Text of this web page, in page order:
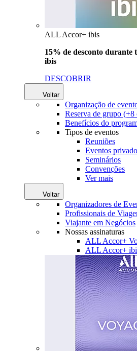
ALL Accor+ ibis
15% de desconto durante
ibis
DESCOBRIR
Voltar
Organização de
Reserva de grupo (+8
Benefícios do
Tipos de eventos
Reuniões
Eventos
Seminários
Convenções
Ver mais
Voltar
Organizadores de
Profissionais de
Viajante em Negócios
Nossas assinaturas
ALL Accor+
ALL Accor+